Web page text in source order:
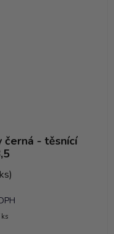
černá - těsnící